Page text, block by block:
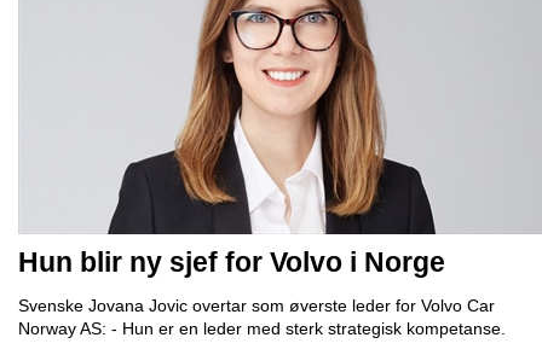
Hun blir ny sjef for Volvo i Norge
Svenske Jovana Jovic overtar som øverste leder for Volvo Car
Norway AS: - Hun er en leder med sterk strategisk kompetanse.